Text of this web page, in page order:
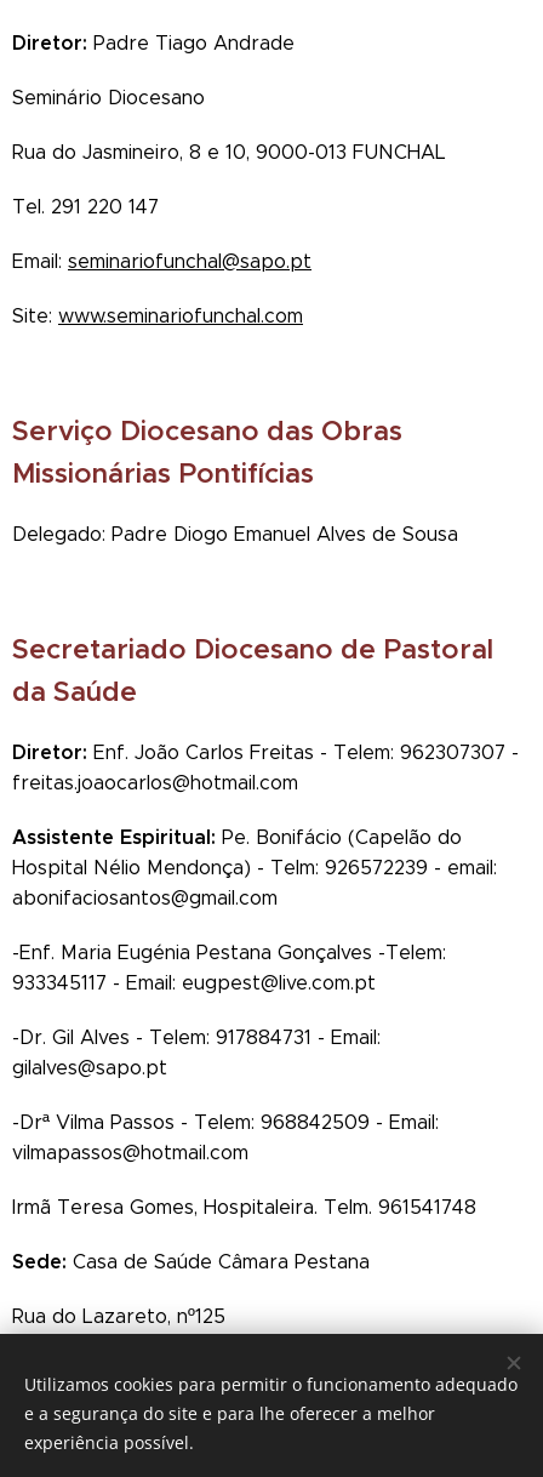
Diretor: Padre Tiago Andrade
Seminário Diocesano
Rua do Jasmineiro, 8 e 10, 9000-013 FUNCHAL
Tel. 291 220 147
Email: seminariofunchal@sapo.pt
Site: www.seminariofunchal.com
Serviço Diocesano das Obras
Missionárias Pontifícias
Delegado: Padre Diogo Emanuel Alves de Sousa
Secretariado Diocesano de Pastoral
da Saúde
Diretor: Enf. João Carlos Freitas - Telem: 962307307 -
freitas.joaocarlos@hotmail.com
Assistente Espiritual: Pe. Bonifácio (Capelão do
Hospital Nélio Mendonça) - Telm: 926572239 - email:
abonifaciosantos@gmail.com
-Enf. Maria Eugénia Pestana Gonçalves -Telem:
933345117 - Email: eugpest@live.com.pt
-Dr. Gil Alves - Telem: 917884731 - Email:
gilalves@sapo.pt
-Drª Vilma Passos - Telem: 968842509 - Email:
vilmapassos@hotmail.com
Irmã Teresa Gomes, Hospitaleira. Telm. 961541748
Sede: Casa de Saúde Câmara Pestana
Rua do Lazareto, nº125
Utilizamos cookies para permitir o funcionamento adequado
e a segurança do site e para lhe oferecer a melhor
experiência possível.